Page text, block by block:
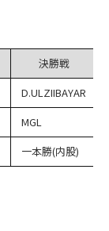
決勝戦
D.ULZIIBAYAR
MGL
一本勝(内股)